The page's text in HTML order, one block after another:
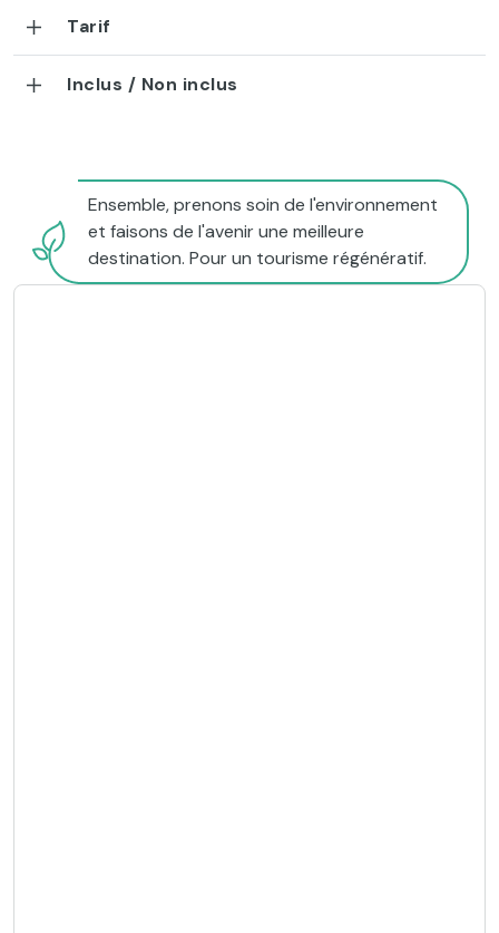
Tarif
Inclus / Non inclus
Ensemble, prenons soin de l'environnement
et faisons de l'avenir une meilleure
destination. Pour un tourisme régénératif.